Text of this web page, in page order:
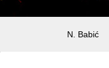
N. Babić